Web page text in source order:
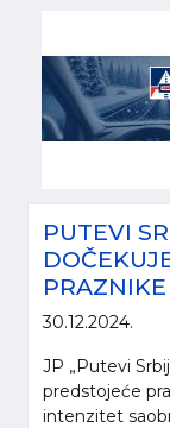
PUTEVI
PRAZNIKE
30.12.2024.
JP „Putevi
predstojeće
intenzitet